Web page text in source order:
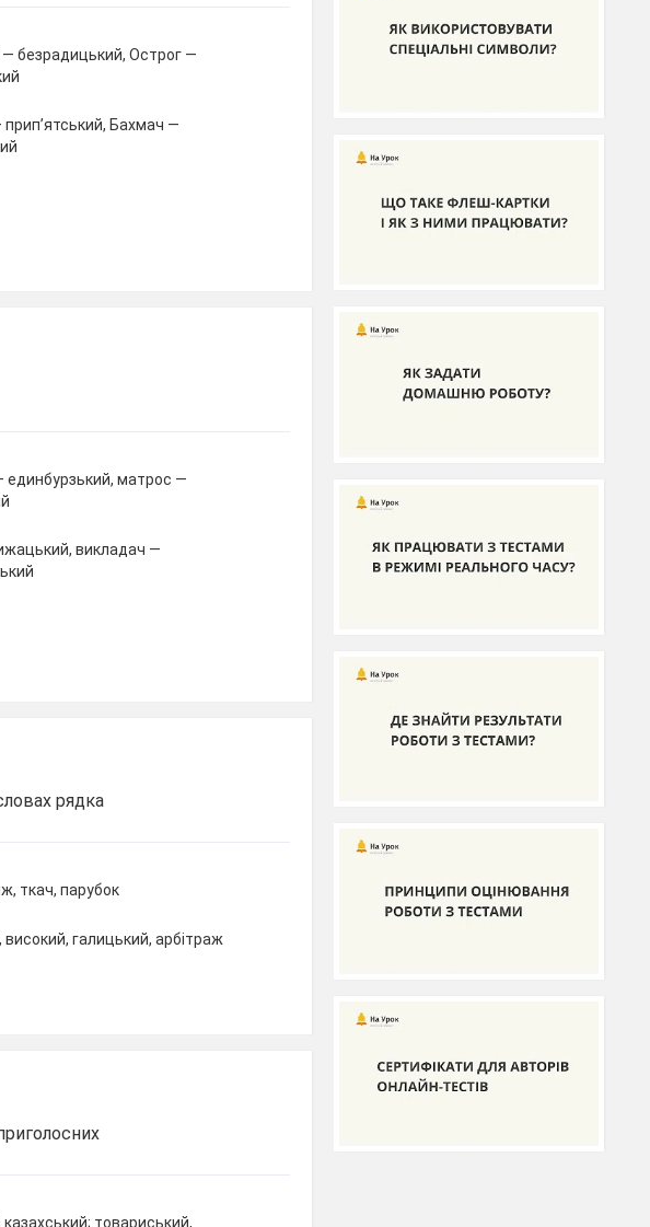
— безрадицький, Острог —
прип’ятський, Бахмач —
единбурзький, матрос —
викладач —
рядка
ткач, парубок
високий, галицький, арбітраж
товариський,